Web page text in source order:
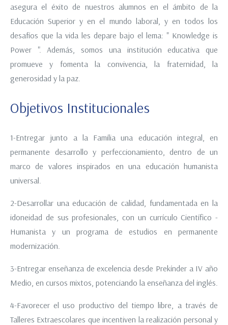
asegura el éxito de nuestros alumnos en el ámbito de la
Educación Superior y en el mundo laboral, y en todos los
desafíos que la vida les depare bajo el lema: " Knowledge is
Power ". Además, somos una institución educativa que
promueve y fomenta la convivencia, la fraternidad, la
generosidad y la paz.
Objetivos Institucionales
1-Entregar junto a la Familia una educación integral, en
permanente desarrollo y perfeccionamiento, dentro de un
marco de valores inspirados en una educación humanista
universal.
2-Desarrollar una educación de calidad, fundamentada en la
idoneidad de sus profesionales, con un currículo Científico -
Humanista y un programa de estudios en permanente
modernización.
3-Entregar enseñanza de excelencia desde Prekínder a IV año
Medio, en cursos mixtos, potenciando la enseñanza del inglés.
4-Favorecer el uso productivo del tiempo libre, a través de
Talleres Extraescolares que incentiven la realización personal y